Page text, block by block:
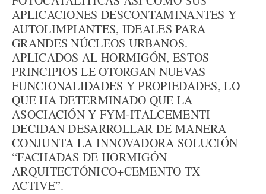
APLICACIONES DESCONTAMINANTES Y
AUTOLIMPIANTES, IDEALES PARA
GRANDES NÚCLEOS URBANOS.
APLICADOS AL HORMIGÓN, ESTOS
PRINCIPIOS LE OTORGAN NUEVAS
FUNCIONALIDADES Y PROPIEDADES, LO
QUE HA DETERMINADO QUE LA
ASOCIACIÓN Y FYM-ITALCEMENTI
DECIDAN DESARROLLAR DE MANERA
CONJUNTA LA INNOVADORA SOLUCIÓN
“FACHADAS DE HORMIGÓN
ARQUITECTÓNICO+CEMENTO TX
ACTIVE”.